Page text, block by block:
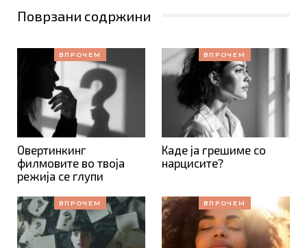
Поврзани содржини
ВПРОЧЕМ
Овертинкинг
филмовите во твоја
режија се глупи
ВПРОЧЕМ
Каде ја грешиме со
нарцисите?
ВПРОЧЕМ ВПРОЧЕМ